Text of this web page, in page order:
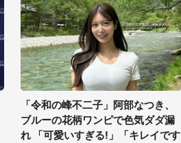
「令和の峰不二子」阿部なつき、
ブルーの花柄ワンピで色気ダダ漏
れ 「可愛いすぎる!」「キレイです